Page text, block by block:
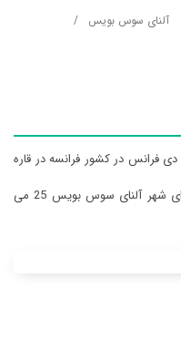
آلنای سوس بویس
فرانس در کشور فرانسه در قاره
تعداد هتل های درج شده در سایت دهه برای شهر آلنای سوس بویس 25 می